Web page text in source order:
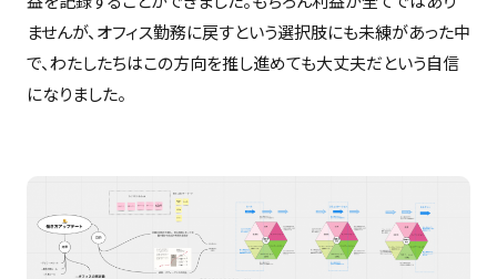
ませんが、オフィス勤務に戻すという選択肢にも未練があった中
で、わたしたちはこの方向を推し進めても大丈夫だという自信
になりました。